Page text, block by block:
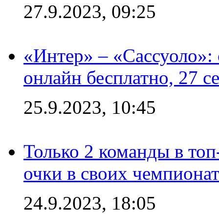
27.9.2023, 09:25
«Интер» –
онлайн бесплатно, 27
25.9.2023, 10:45
Только 2 команды в
очки в своих
24.9.2023, 18:05